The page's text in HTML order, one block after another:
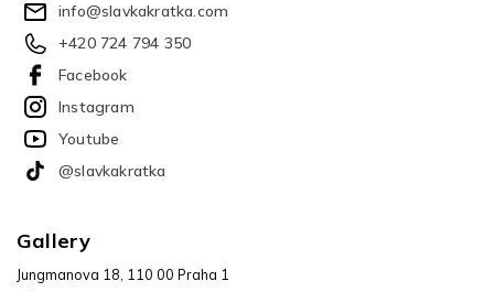
info@slavkakratka.com
+420 724 794 350
Facebook
Instagram
Youtube
@slavkakratka
Gallery
Jungmanova 18, 110 00 Praha 1